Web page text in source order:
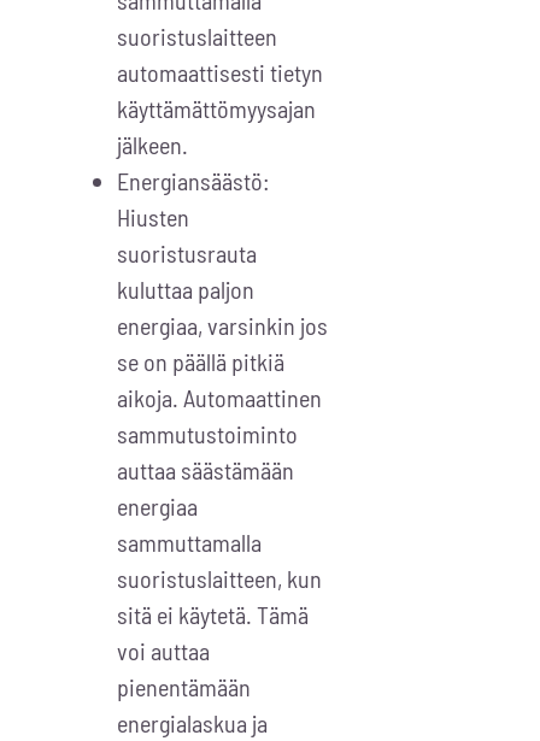
suoristuslaitteen
automaattisesti tietyn
käyttämättömyysajan
jälkeen.
Energiansäästö:
Hiusten
suoristusrauta
kuluttaa paljon
energiaa, varsinkin jos
se on päällä pitkiä
aikoja. Automaattinen
sammutustoiminto
auttaa säästämään
energiaa
sammuttamalla
suoristuslaitteen, kun
sitä ei käytetä. Tämä
voi auttaa
pienentämään
energialaskua ja